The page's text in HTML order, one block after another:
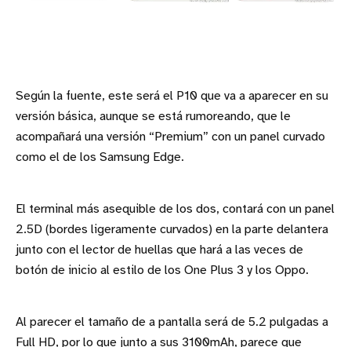
Según la fuente, este será el P10 que va a aparecer en su
versión básica, aunque se está rumoreando, que le
acompañará una versión “Premium” con un panel curvado
como el de los Samsung Edge.
El terminal más asequible de los dos, contará con un panel
2.5D (bordes ligeramente curvados) en la parte delantera
junto con el lector de huellas que hará a las veces de
botón de inicio al estilo de los One Plus 3 y los Oppo.
Al parecer el tamaño de a pantalla será de 5.2 pulgadas a
Full HD, por lo que junto a sus 3100mAh, parece que